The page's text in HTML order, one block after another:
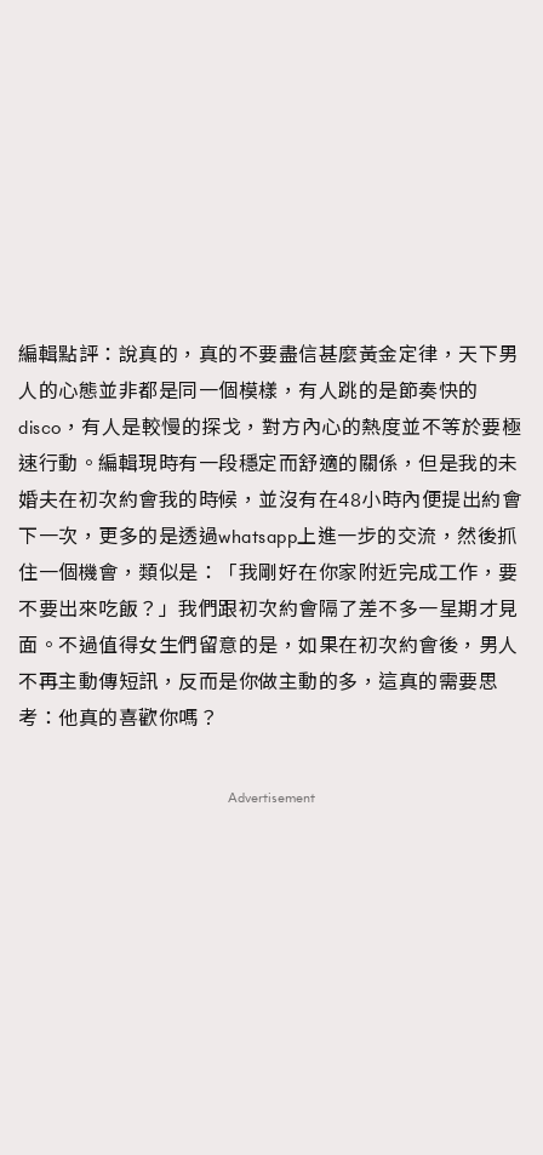
編輯點評： 說真的，真的不要盡信甚麼黃金定律，天下男
人的心態並非都是同一個模樣，有人跳的是節奏快的
disco，有人是較慢的探戈，對方內心的熱度並不等於要極
速行動。編輯現時有一段穩定而舒適的關係，但是我的未
婚夫在初次約會我的時候，並沒有在48小時內便提出約會
下一次，更多的是透過whatsapp上進一步的交流，然後抓
住一個機會，類似是：「我剛好在你家附近完成工作，要
不要出來吃飯？」我們跟初次約會隔了差不多一星期才見
面。不過值得女生們留意的是，如果在初次約會後，男人
不再主動傳短訊，反而是你做主動的多，這真的需要思
考：他真的喜歡你嗎？
Advertisement